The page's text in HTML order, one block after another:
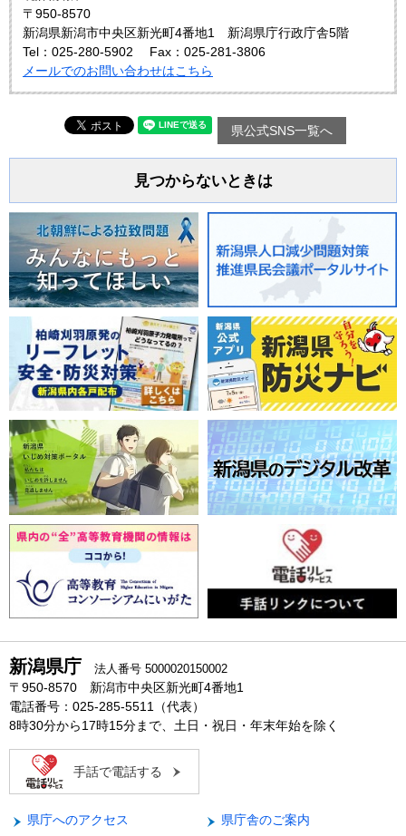
〒950-8570
新潟県新潟市中央区新光町4番地1 新潟県庁行政庁舎5階
Tel：025-280-5902
Fax：025-281-3806
メールでのお問い合わせはこちら
県公式SNS一覧へ
見つからないときは
新潟県庁 法人番号 5000020150002
〒950-8570 新潟市中央区新光町4番地1
電話番号：025-285-5511（代表）
8時30分から17時15分まで、土日・祝日・年末年始を除く
手話で電話する
県庁へのアクセス 県庁舎のご案内